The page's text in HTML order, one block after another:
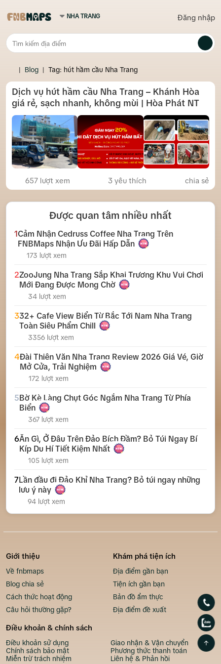
Đăng nhập
| Blog | Tag: hút hầm cầu Nha Trang
Dịch vụ hút hầm cầu Nha Trang – Khánh Hòa
giá rẻ, sạch nhanh, không mùi | Hòa Phát NT
657 lượt xem 3 yêu thích chia sẻ
Được quan tâm nhiều nhất
1 Cảm Nhận Cedruss Coffee Nha Trang Trên
FNBMaps Nhận Ưu Đãi Hấp Dẫn
173 lượt xem
2ZooJung Nha Trang Sắp Khai Trương Khu Vui Chơi
Mới Đang Được Mong Chờ
34 lượt xem
332+ Cafe View Biển Từ Bắc Tới Nam Nha Trang
Toàn Siêu Phẩm Chill
3356 lượt xem
4Đài Thiên Văn Nha Trang Review 2026 Giá Vé, Giờ
Mở Cửa, Trải Nghiệm
172 lượt xem
5 Bờ Kè Làng Chụt Góc Ngắm Nha Trang Từ Phía
Biển
367 lượt xem
6Ăn Gì, Ở Đâu Trên Đảo Bích Đầm? Bỏ Túi Ngay Bí
Kíp Du Hí Tiết Kiệm Nhất
105 lượt xem
7 Lần đầu đi Đảo Khỉ Nha Trang? Bỏ túi ngay những
lưu ý này
94 lượt xem
Giới thiệu
Về fnbmaps
Blog chia sẻ
Cách thức hoạt động
Câu hỏi thường gặp?
Khám phá tiện ích
Địa điểm gần bạn
Tiện ích gần bạn
Bản đồ ẩm thực
Địa điểm đề xuất
Điều khoản & chính sách
Điều khoản sử dụng
Chính sách bảo mật
Miễn trừ trách nhiệm
Giao nhận & Vận chuyển
Phương thức thanh toán
Liên hệ & Phản hồi